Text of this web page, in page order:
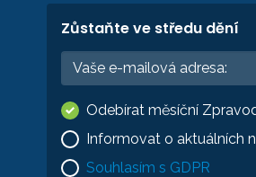
Zůstaňte ve středu dění
Odebírat měsíční
Informovat o aktuálních
Souhlasím s GDPR